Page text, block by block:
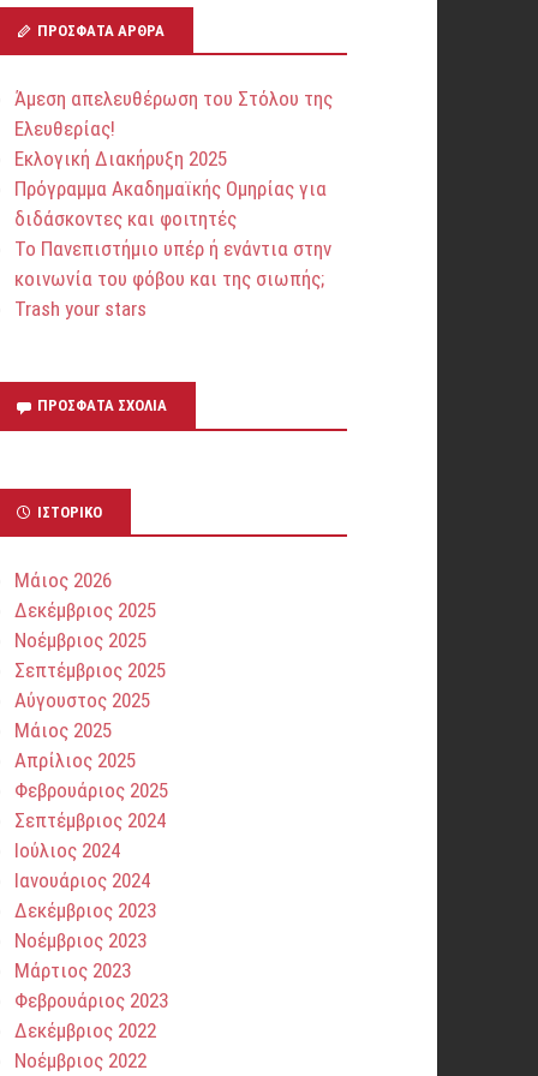
ΠΡΌΣΦΑΤΑ ΆΡΘΡΑ
Άμεση απελευθέρωση του Στόλου της
Ελευθερίας!
Εκλογική Διακήρυξη 2025
Πρόγραμμα Ακαδημαϊκής Ομηρίας για
διδάσκοντες και φοιτητές
Το Πανεπιστήμιο υπέρ ή ενάντια στην
κοινωνία του φόβου και της σιωπής;
Trash your stars
ΠΡΌΣΦΑΤΑ ΣΧΌΛΙΑ
ΙΣΤΟΡΙΚΌ
Μάιος 2026
Δεκέμβριος 2025
Νοέμβριος 2025
Σεπτέμβριος 2025
Αύγουστος 2025
Μάιος 2025
Απρίλιος 2025
Φεβρουάριος 2025
Σεπτέμβριος 2024
Ιούλιος 2024
Ιανουάριος 2024
Δεκέμβριος 2023
Νοέμβριος 2023
Μάρτιος 2023
Φεβρουάριος 2023
Δεκέμβριος 2022
Νοέμβριος 2022